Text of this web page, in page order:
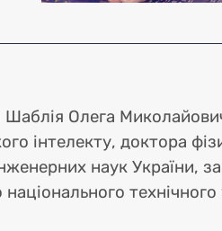
Шаблія Олега
інтелекту, доктора
наук України,
технічного